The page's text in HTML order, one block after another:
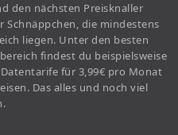
den nächsten Preisknaller
die mindestens
liegen. Unter den besten
findest du beispielsweise
für 3,99€ pro Monat
Das alles und noch viel